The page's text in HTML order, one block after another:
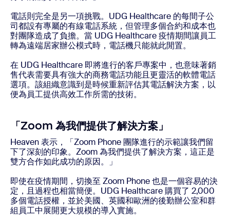
電話則完全是另一項挑戰。UDG Healthcare 的每間子公
司都設有專屬的有線電話系統，但管理多個合約和成本也
對團隊造成了負擔。當 UDG Healthcare 疫情期間讓員工
轉為遠端居家辦公模式時，電話機只能就此閒置。
在 UDG Healthcare 即將進行的客戶專案中，也意味著銷
售代表需要具有強大的商務電話功能且更靈活的軟體電話
選項。該組織意識到是時候重新評估其電話解決方案，以
便為員工提供高效工作所需的技術。
「Zoom 為我們提供了解決方案」
Heaven 表示，「Zoom Phone 團隊進行的示範讓我們留
下了深刻的印象。Zoom 為我們提供了解決方案，這正是
雙方合作如此成功的原因。」
即使在疫情期間，切換至 Zoom Phone 也是一個容易的決
定，且過程也相當簡便。UDG Healthcare 購買了 2,000
多個電話授權，並於美國、英國和歐洲的後勤辦公室和群
組員工中展開更大規模的導入實施。